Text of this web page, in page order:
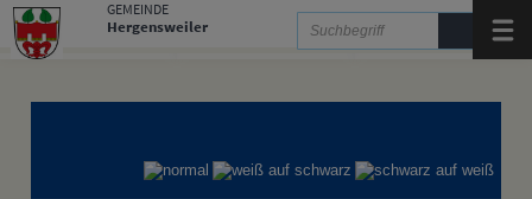
Zum Inhalt zur Navigation springen.
GEMEINDE
Hergensweiler
Gemeinde Hergensweiler Gemeinde Sigmarszell Gemeinde Weißensberg